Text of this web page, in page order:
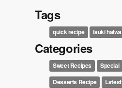
Tags
quick recipe lauki halwa
Categories
Sweet Recipes Special
Desserts Recipe